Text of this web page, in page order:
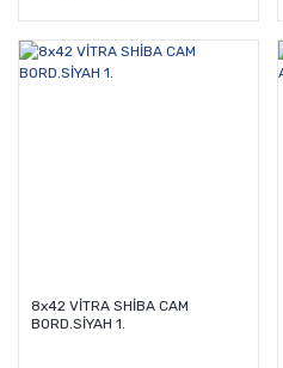
8x42 VİTRA SHİBA CAM
BORD.SİYAH 1.